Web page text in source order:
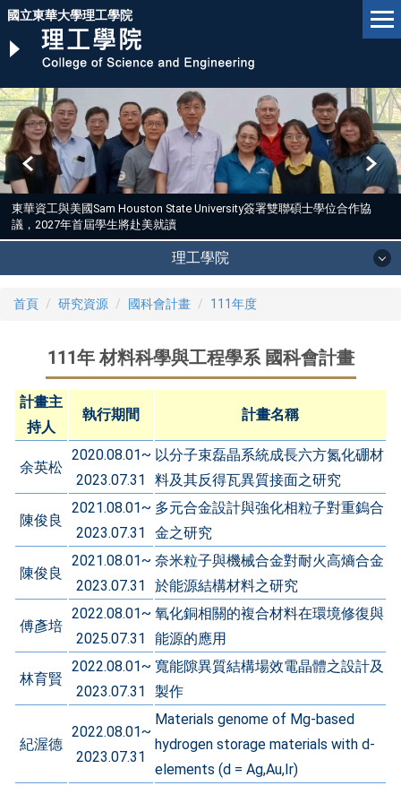
跳
主
內
容
區
國立東華大學理工學院
東華資工與美國Sam Houston State University簽署雙聯碩士學位合作協
議，2027年首屆學生將赴美就讀
理工學院
首頁 研究資源 國科會計畫 111年度
111年 材料科學與工程學系 國科會計畫
計畫主
持人
執行期間 計畫名稱
余英松
2020.08.01~
2023.07.31
以分子束磊晶系統成長六方氮化硼材
料及其反得瓦異質接面之研究
陳俊良
2021.08.01~
2023.07.31
多元合金設計與強化相粒子對重鎢合
金之研究
陳俊良
2021.08.01~
2023.07.31
奈米粒子與機械合金對耐火高熵合金
於能源結構材料之研究
傅彥培
2022.08.01~
2025.07.31
氧化銅相關的複合材料在環境修復與
能源的應用
林育賢
2022.08.01~
2023.07.31
寬能隙異質結構場效電晶體之設計及
製作
紀渥德
2022.08.01~
2023.07.31
Materials genome of Mg-based
hydrogen storage materials with d-
elements (d = Ag,Au,Ir)